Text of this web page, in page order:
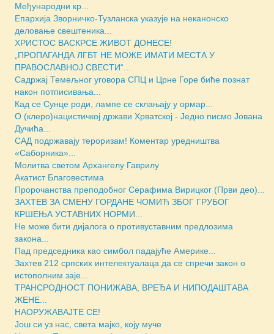
Међународни кр...
Епархија Зворничко-Тузланска указује на неканонско
деловање свештеника...
ХРИСТОС ВАСКРСЕ ЖИВОТ ДОНЕСЕ!
„ПРОПАГАНДА ЛГБТ НЕ МОЖЕ ИМАТИ МЕСТА У
ПРАВОСЛАВНОЈ СВЕСТИ“...
Садржај Темељног уговора СПЦ и Црне Горе биће познат
након потписивања...
Кад се Сунце роди, лампе се склањају у ормар...
О (клеро)нацистичкој држави Хрватској - Једно писмо Јована
Дучића...
САД подржавају тероризам! Коментар уредништва
«Саборника»...
Молитва светом Архангелу Гаврилу
Акатист Благовестима
Пророчанства преподобног Серафима Вирицког (Први део)...
ЗАХТЕВ ЗА СМЕНУ ГОРДАНЕ ЧОМИЋ ЗБОГ ГРУБОГ
КРШЕЊА УСТАВНИХ НОРМИ...
Не може бити дијалога о противуставним предлозима
закона...
Пад председника као симбол падајуће Америке...
Захтев 212 српских интелектуалаца да се спречи закон о
истополним заје...
ТРАНСРОДНОСТ ПОНИЖАВА, ВРЕЂА И НИПОДАШТАВА
ЖЕНЕ...
НАОРУЖАВАЈТЕ СЕ!
Још си уз нас, света мајко, коју муче